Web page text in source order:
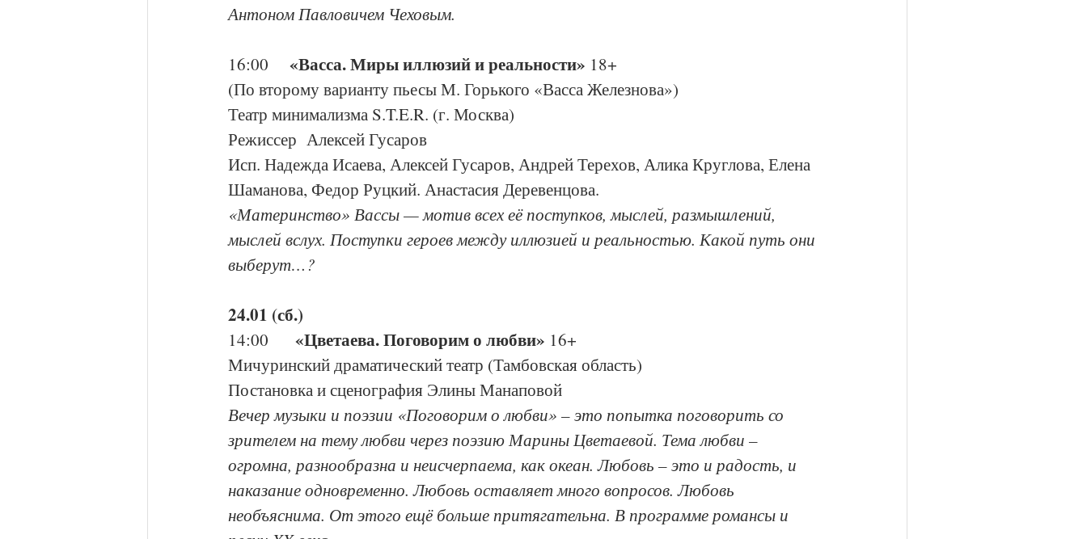
Антоном Павловичем Чеховым.
16:00 «Васса. Миры иллюзий и реальности» 18+
(По второму варианту пьесы М. Горького «Васса Железнова»)
Театр минимализма S.T.E.R. (г. Москва)
Режиссер  Алексей Гусаров
Исп. Надежда Исаева, Алексей Гусаров, Андрей Терехов, Алика Круглова, Елена
Шаманова, Федор Руцкий. Анастасия Деревенцова.
«Материнство» Вассы — мотив всех её поступков, мыслей, размышлений,
мыслей вслух. Поступки героев между иллюзией и реальностью. Какой путь они
выберут…?
24.01 (сб.)
14:00 «Цветаева. Поговорим о любви» 16+
Мичуринский драматический театр (Тамбовская область)
Постановка и сценография Элины Манаповой
Вечер музыки и поэзии «Поговорим о любви» – это попытка поговорить со
зрителем на тему любви через поэзию Марины Цветаевой. Тема любви –
огромна, разнообразна и неисчерпаема, как океан. Любовь – это и радость, и
наказание одновременно. Любовь оставляет много вопросов. Любовь
необъяснима. От этого ещё больше притягательна. В программе романсы и